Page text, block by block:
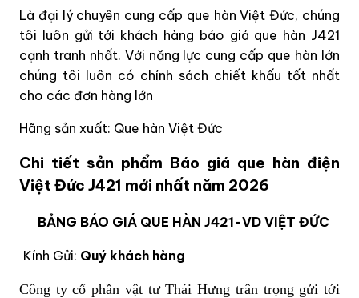
Là đại lý chuyên cung cấp que hàn Việt Đức, chúng
tôi luôn gửi tới khách hàng báo giá que hàn J421
cạnh tranh nhất. Với năng lực cung cấp que hàn lớn
chúng tôi luôn có chính sách chiết khấu tốt nhất
cho các đơn hàng lớn
Hãng sản xuất: Que hàn Việt Đức
Chi tiết sản phẩm Báo giá que hàn điện
Việt Đức J421 mới nhất năm 2026
BẢNG BÁO GIÁ QUE HÀN J421-VD VIỆT ĐỨC
Kính Gửi: Quý khách hàng
Công ty cổ phần vật tư Thái Hưng trân trọng gửi tới